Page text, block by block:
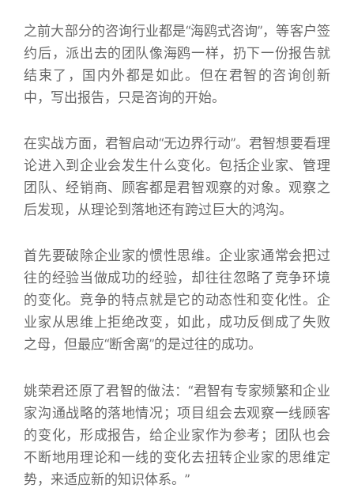
之前大部分的咨询行业都是“海鸥式咨询”，等客户签
约后，派出去的团队像海鸥一样，扔下一份报告就
结束了，国内外都是如此。但在君智的咨询创新
中，写出报告，只是咨询的开始。
在实战方面，君智启动“无边界行动”。君智想要看理
论进入到企业会发生什么变化。包括企业家、管理
团队、经销商、顾客都是君智观察的对象。观察之
后发现，从理论到落地还有跨过巨大的鸿沟。
首先要破除企业家的惯性思维。企业家通常会把过
往的经验当做成功的经验，却往往忽略了竞争环境
的变化。竞争的特点就是它的动态性和变化性。企
业家从思维上拒绝改变，如此，成功反倒成了失败
之母，但最应“断舍离”的是过往的成功。
姚荣君还原了君智的做法：“君智有专家频繁和企业
家沟通战略的落地情况；项目组会去观察一线顾客
的变化，形成报告，给企业家作为参考；团队也会
不断地用理论和一线的变化去扭转企业家的思维定
势，来适应新的知识体系。”